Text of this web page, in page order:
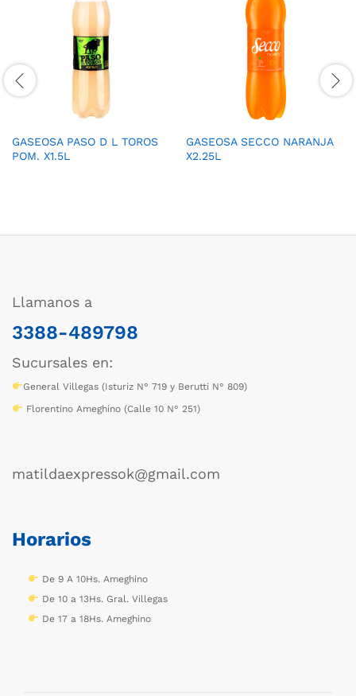
GASEOSA PASO D L TOROS
POM. X1.5L
GASEOSA SECCO NARANJA
X2.25L
Llamanos a
3388-489798
Sucursales en:
General Villegas (Isturiz N° 719 y Berutti N° 809)
Florentino Ameghino (Calle 10 N° 251)
matildaexpressok@gmail.com
Horarios
De 9 A 10Hs. Ameghino
De 10 a 13Hs. Gral. Villegas
De 17 a 18Hs. Ameghino